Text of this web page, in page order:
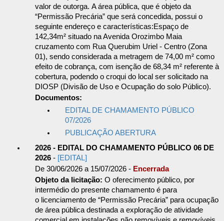
valor de outorga. A área pública, que é objeto da
“Permissão Precária” que será concedida, possui o
seguinte endereço e características:Espaço de
142,34m² situado na Avenida Orozimbo Maia
cruzamento com Rua Querubim Uriel - Centro (Zona
01), sendo considerada a metragem de 74,00 m² como
efeito de cobrança, com isenção de 68,34 m² referente à
cobertura, podendo o croqui do local ser solicitado na
DIOSP (Divisão de Uso e Ocupação do solo Público).
Documentos:
EDITAL DE CHAMAMENTO PÚBLICO
07/2026
PUBLICAÇÃO ABERTURA
2026 - EDITAL DO CHAMAMENTO PÚBLICO 06 DE
2026 - [EDITAL]
De 30/06/2026 a 15/07/2026 - Encerrada
Objeto da licitação: O oferecimento público, por
intermédio do presente chamamento é para
o licenciamento de “Permissão Precária” para ocupação
de área pública destinada a exploração de atividade